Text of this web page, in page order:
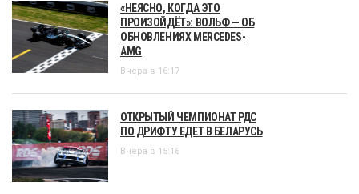
«НЕЯСНО, КОГДА ЭТО
ПРОИЗОЙДЁТ»: ВОЛЬФ — ОБ
ОБНОВЛЕНИЯХ MERCEDES-
AMG
Вчера в 16:17
ОТКРЫТЫЙ ЧЕМПИОНАТ РДС
ПО ДРИФТУ ЕДЕТ В БЕЛАРУСЬ
Вчера в 15:16